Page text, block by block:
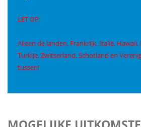
LET OP:
Alleen de landen, Frankrijk, Italië,
Turkije, Zwitserland, Schotland en
tussen!